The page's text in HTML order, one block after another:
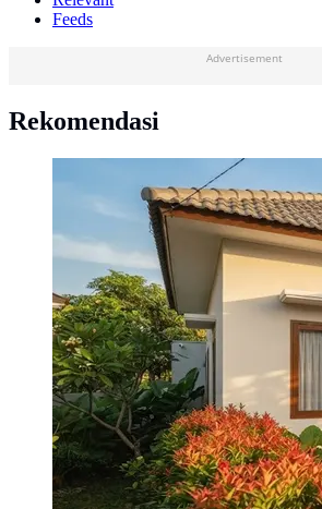
Feeds
Advertisement
Rekomendasi